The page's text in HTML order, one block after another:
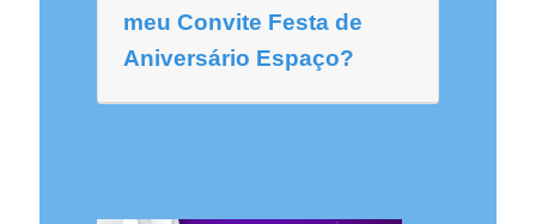
meu Convite Festa de
Aniversário Espaço?